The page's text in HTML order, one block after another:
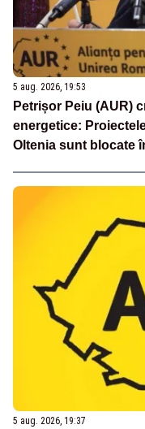
5 aug. 2026, 19:53
Petrișor Peiu (AUR)
energetice:
Oltenia sunt blocate
5 aug. 2026, 19:37